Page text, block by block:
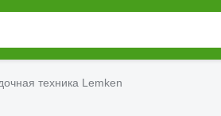
техника Lemken